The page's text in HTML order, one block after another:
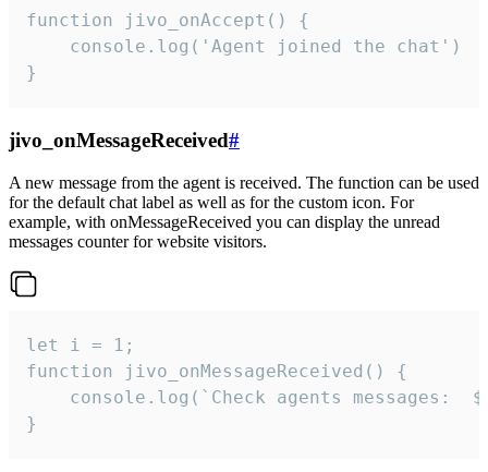
function jivo_onAccept() {
}
jivo_onMessageReceived#
A new message from the agent is received. The function can be used
for the default chat label as well as for the custom icon. For
example, with onMessageReceived you can display the unread
messages counter for website visitors.
let i = 1;
function jivo_onMessageReceived() {
}